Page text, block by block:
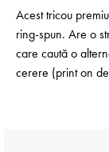
Acest tricou
ring-spun. Are o
care caută o
cerere (print on